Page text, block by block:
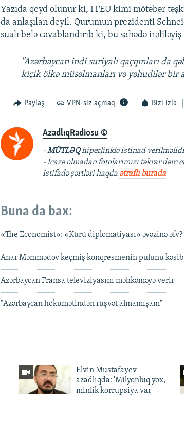
Yazıda qeyd olunur ki, FFEU kimi mötəbər
da anlaşılan deyil. Qurumun prezidenti
sualı belə cavablandırıb ki, bu sahədə irəliləyiş
“Azərbaycan indi suriyalı qaçqınları da
kiçik ölkə müsəlmanları və yəhudilər bir
Paylaş VPN-siz açmaq Bizi izlə
AzadlıqRadiosu ©
-MÜTLƏQhiperlinklə istinad
- İcazə olmadan fotolarımızı təkrar dərc
İstifadə şərtləri haqda ətraflı burada
Buna da bax:
«The Economist»: «Kürü diplomatiyası» əvəzinə əfv?
Anar Məmmədov keçmiş konqresmenin pulunu kəsib
Azərbaycan Fransa televiziyasını məhkəməyə verir
"Azərbaycan hökumətindən rüşvət almamışam"
Elvin Mustafayev
azadlıqda: 'Milyonluq yox,
minlik korrupsiya var'